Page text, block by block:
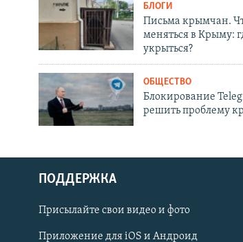
Українською
Qırımtatar
БЛОГИ
Письма крымчан.
меняться в Крыму:
укрыться?
ОБЩЕСТВО
Блокирование
решить проблему
ПОДДЕРЖКА
Присылайте свои видео и фото
Приложение для iOS и Андроид